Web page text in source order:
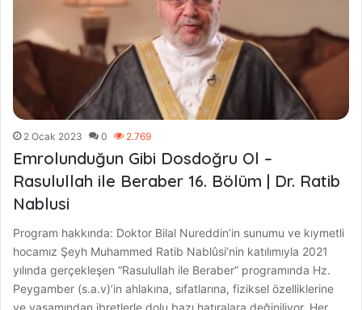
2 Ocak 2023 0 2.769
Emrolunduğun Gibi Dosdoğru Ol –
Rasulullah ile Beraber 16. Bölüm | Dr. Ratib
Nablusi
Program hakkında: Doktor Bilal Nureddin’in sunumu ve kıymetli
hocamız Şeyh Muhammed Ratib Nablûsi’nin katılımıyla 2021
yılında gerçekleşen “Rasulullah ile Beraber” programında Hz.
Peygamber (s.a.v)’in ahlakına, sıfatlarına, fiziksel özelliklerine